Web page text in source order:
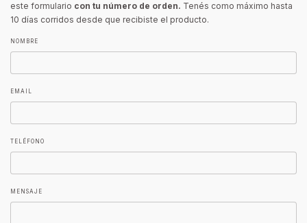
este formulario con tu número de orden. Tenés como máximo hasta
10 días corridos desde que recibiste el producto.
NOMBRE
EMAIL
TELÉFONO
MENSAJE